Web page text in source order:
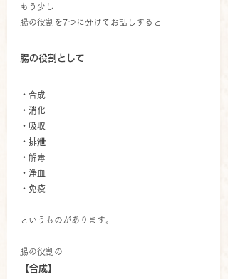
もう少し
腸の役割を7つに分けてお話しすると
腸の役割として
・合成
・消化
・吸収
・排泄
・解毒
・浄血
・免疫
というものがあります。
腸の役割の
【合成】